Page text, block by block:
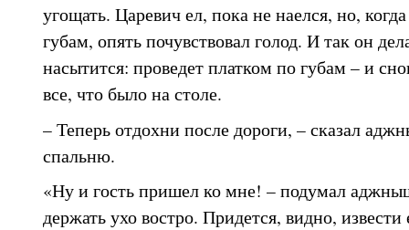
угощать. Царевич ел, пока не наелся, но,
губам, опять почувствовал голод. И так он
насытится: проведет платком по губам – и
все, что было на столе.
– Теперь отдохни после дороги, – сказал
спальню.
«Ну и гость пришел ко мне! – подумал
держать ухо востро. Придется, видно,